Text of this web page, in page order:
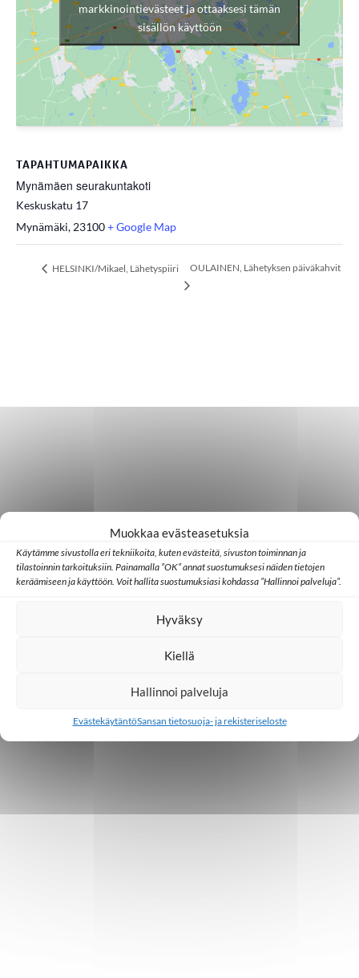
Muokkaa evästeasetuksia
Käytämme sivustolla eri tekniikoita, kuten evästeitä, sivuston toiminnan ja
tilastoinnin tarkoituksiin. Painamalla ”OK” annat suostumuksesi näiden tietojen
keräämiseen ja käyttöön. Voit hallita suostumuksiasi kohdassa ”Hallinnoi palveluja”.
Hyväksy
Kiellä
Hallinnoi palveluja
EvästekäytäntöSansan tietosuoja- ja rekisteriseloste
TAPAHTUMAPAIKKA
Mynämäen seurakuntakoti
Keskuskatu 17
Mynämäki, 23100+ Google Map
markkinointievästeet ja ottaaksesi tämän
sisällön käyttöön
HELSINKI/Mikael, Lähetyspiiri OULAINEN, Lähetyksen päiväkahvit